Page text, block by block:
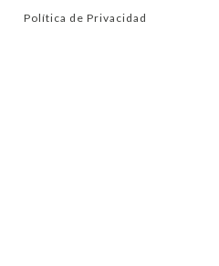
Política de Privacidad